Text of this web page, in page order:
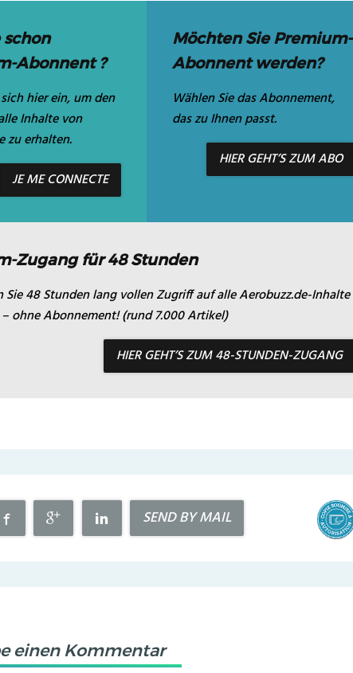
schon
Abonnent ?
hier ein, um den
Inhalte von
zu erhalten.
JE ME CONNECTE
Möchten Sie Premium-
Abonnent werden?
Wählen Sie das Abonnement,
das zu Ihnen passt.
HIER GEHT’S ZUM ABO
Zugang für 48 Stunden
Sie 48 Stunden lang vollen Zugriff auf alle Aerobuzz.de-Inhalte
ohne Abonnement! (rund 7.000 Artikel)
HIER GEHT’S ZUM 48-STUNDEN-ZUGANG
SEND BY MAIL
einen Kommentar